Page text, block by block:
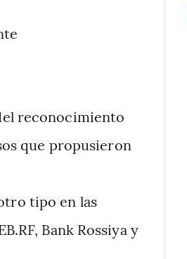
reconocimiento
que propusieron
tipo en las
Bank Rossiya y